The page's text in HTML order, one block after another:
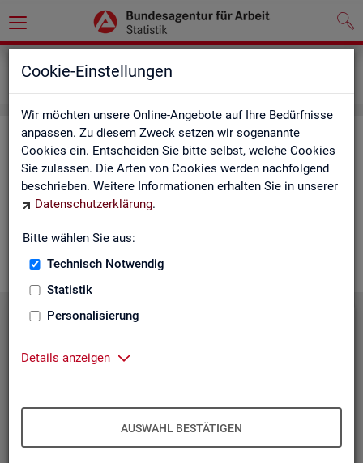
Cookie-Einstellungen
Wir möchten unsere Online-Angebote auf Ihre Bedürfnisse
anpassen. Zu diesem Zweck setzen wir sogenannte
Cookies ein. Entscheiden Sie bitte selbst, welche Cookies
Sie zulassen. Die Arten von Cookies werden nachfolgend
beschrieben. Weitere Informationen erhalten Sie in unserer
Datenschutzerklärung.
Bitte wählen Sie aus:
Technisch Notwendig
Statistik
Personalisierung
Details anzeigen
AUSWAHL BESTÄTIGEN
Me­dia­thek
In der Me­dia­thek fin­den Sie leicht ver­ständ­li­che Kurz­vi­de­os
zu zen­tra­len The­men der Sta­tis­tik der BA. Wir er­gän­zen unser
Vi­deo­an­ge­bot nach und nach. Wün­schen Sie sich ein Video
zu einem be­stimm­ten Thema? Dann kon­tak­tie­ren Sie